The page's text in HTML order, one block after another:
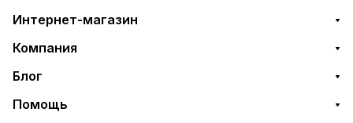
Интернет-магазин
Компания
Блог
Помощь